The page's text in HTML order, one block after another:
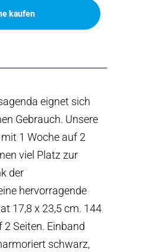
kaufen
eignet sich
Gebrauch. Unsere
1 Woche auf 2
viel Platz zur
der
hervorragende
17,8 x 23,5 cm. 144
2 Seiten. Einband
schwarz,